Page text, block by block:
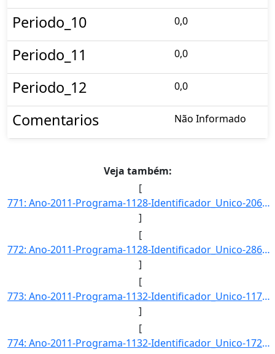
Periodo_10 0,0
Periodo_11 0,0
Periodo_12 0,0
Comentarios Não Informado
Veja também:
[
771: Ano-2011-Programa-1128-Identificador_Unico-2064-Descricao-Taxa_de_domicilios_em_assentamentos_subnor]
]
[
772: Ano-2011-Programa-1128-Identificador_Unico-2864-Descricao-Taxa_de_domicilios_urbanos_com_irregularid]
]
[
773: Ano-2011-Programa-1132-Identificador_Unico-117-Descricao-Taxa_de_Eficacia_das_Mediacoes-Unidade_Medi]
]
[
774: Ano-2011-Programa-1132-Identificador_Unico-1726-Descricao-Taxa_de_Resolucao_de_Conflitos-Unidade_Med]